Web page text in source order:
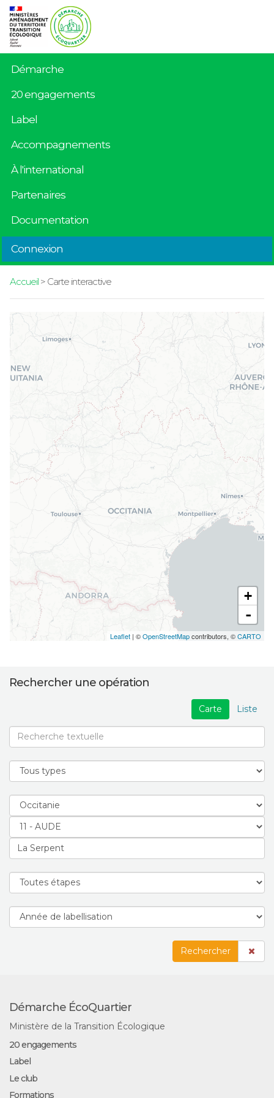
Démarche
20 engagements
Label
Accompagnements
À l'international
Partenaires
Documentation
Connexion
Accueil> Carte interactive
+
-
Leaflet | ©OpenStreetMapcontributors, ©CARTO
Rechercher une opération
Liste
Carte
Rechercher
Démarche ÉcoQuartier
Ministère de la Transition Écologique
20 engagements
Label
Le club
Formations